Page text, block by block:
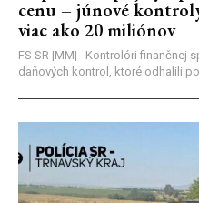
cenu – júnové
viac ako 20 miliónov
FS SR |MM| Kontrolóri finančnej
daňových kontrol, ktoré odhalili